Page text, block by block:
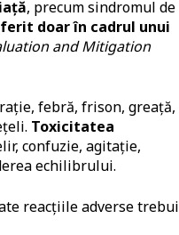
, precum sindromul de
doar în cadrul unui
and Mitigation
febră, frison, greață,
Toxicitatea
confuzie, agitație,
echilibrului.
reacțiile adverse